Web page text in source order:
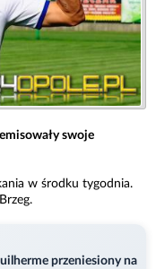
swoje
w środku tygodnia.
przeniesiony na